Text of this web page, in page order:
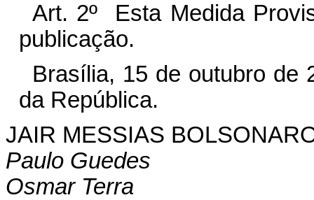
Art. 2º Esta Medida
publicação.
Brasília, 15 de outubro de
da República.
JAIR MESSIAS
Paulo Guedes
Osmar Terra